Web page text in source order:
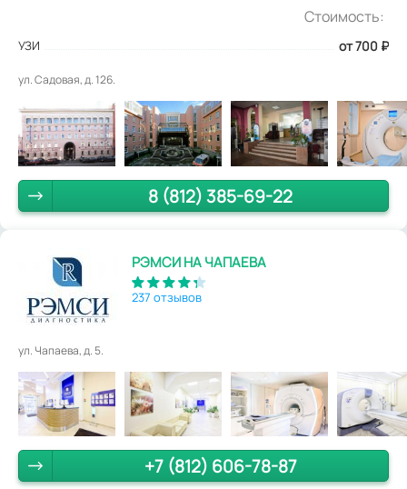
Стоимость:
УЗИ от 700 ₽
ул. Садовая, д. 126.
8 (812) 385-69-22
РЭМСИ НА ЧАПАЕВА
237 отзывов
ул. Чапаева, д. 5.
+7 (812) 606-78-87